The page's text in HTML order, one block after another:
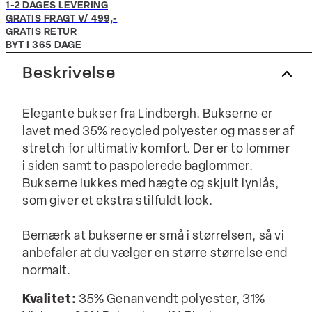
1-2 DAGES LEVERING
GRATIS FRAGT V/ 499,-
GRATIS RETUR
BYT I 365 DAGE
Beskrivelse
Elegante bukser fra Lindbergh. Bukserne er
lavet med 35% recycled polyester og masser af
stretch for ultimativ komfort. Der er to lommer
i siden samt to paspolerede baglommer.
Bukserne lukkes med hægte og skjult lynlås,
som giver et ekstra stilfuldt look.
Bemærk at bukserne er små i størrelsen, så vi
anbefaler at du vælger en større størrelse end
normalt.
Kvalitet: 35% Genanvendt polyester, 31%